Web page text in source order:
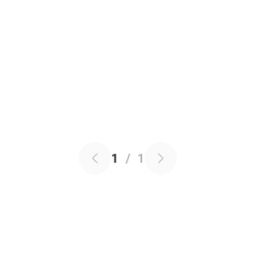
1 / 1